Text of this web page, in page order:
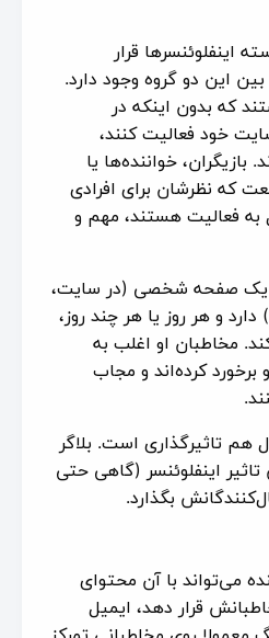
اینفلوئنسرها قرار
این دو گروه وجود دارد.
که بدون اینکه در
خود فعالیت کنند،
خواننده‌ها یا
که نظرشان برای افرادی
فعالیت هستند، مهم و
یک صفحه شخصی (در سایت،
و هر روز یا هر چند روز،
مخاطبان او اغلب به
کرده‌اند و مجاب
هم تاثیرگذاری است. بلاگر
اینفلوئنسر (گاهی حتی
بگذارد.
می‌تواند با آن محتوای
قرار دهد، ایمیل
معمولا روی مخاطبانی تمرکز